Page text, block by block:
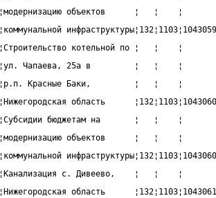
¦модернизацию объектов      ¦   ¦    ¦
¦коммунальной
¦Строительство котельной по ¦   ¦
¦ул. Чапаева, 25а в         ¦   ¦    ¦
¦р.п. Красные Баки,         ¦   ¦    ¦
¦Нижегородская область
¦Субсидии бюджетам на       ¦   ¦    ¦
¦модернизацию объектов      ¦   ¦    ¦
¦коммунальной
¦Канализация с. Дивеево,    ¦   ¦    ¦
¦Нижегородская область